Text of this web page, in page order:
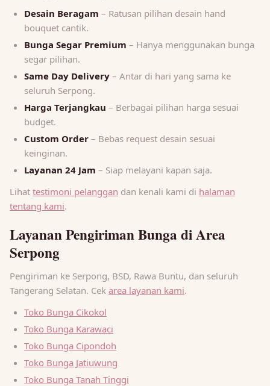
Desain Beragam – Ratusan pilihan desain hand
bouquet cantik.
Bunga Segar Premium – Hanya menggunakan bunga
segar pilihan.
Same Day Delivery – Antar di hari yang sama ke
seluruh Serpong.
Harga Terjangkau – Berbagai pilihan harga sesuai
budget.
Custom Order – Bebas request desain sesuai
keinginan.
Layanan 24 Jam – Siap melayani kapan saja.
Lihat testimoni pelanggan dan kenali kami di halaman
tentang kami.
Layanan Pengiriman Bunga di Area
Serpong
Pengiriman ke Serpong, BSD, Rawa Buntu, dan seluruh
Tangerang Selatan. Cek area layanan kami.
Toko Bunga Cikokol
Toko Bunga Karawaci
Toko Bunga Cipondoh
Toko Bunga Jatiuwung
Toko Bunga Tanah Tinggi